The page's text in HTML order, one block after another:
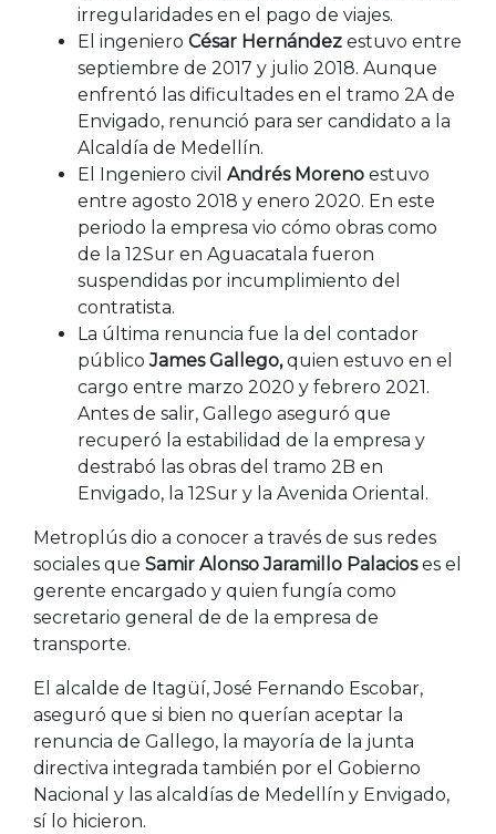
irregularidades en el pago de viajes.
El ingeniero César Hernández estuvo entre
septiembre de 2017 y julio 2018. Aunque
enfrentó las dificultades en el tramo 2A de
Envigado, renunció para ser candidato a la
Alcaldía de Medellín.
El Ingeniero civil Andrés Moreno estuvo
entre agosto 2018 y enero 2020. En este
periodo la empresa vio cómo obras como
de la 12Sur en Aguacatala fueron
suspendidas por incumplimiento del
contratista.
La última renuncia fue la del contador
públicoJames Gallego,quien estuvo en el
cargo entre marzo 2020 y febrero 2021.
Antes de salir, Gallego aseguró que
recuperó la estabilidad de la empresa y
destrabó las obras del tramo 2B en
Envigado, la 12Sur y la Avenida Oriental.
Metroplús dio a conocer a través de sus redes
sociales que Samir Alonso Jaramillo Palacioses el
gerente encargado y quien fungía como
secretario general de de la empresa de
transporte.
El alcalde de Itagüí, José Fernando Escobar,
aseguró que si bien no querían aceptar la
renuncia de Gallego, la mayoría de la junta
directiva integrada también por el Gobierno
Nacional y las alcaldías de Medellín y Envigado,
sí lo hicieron.